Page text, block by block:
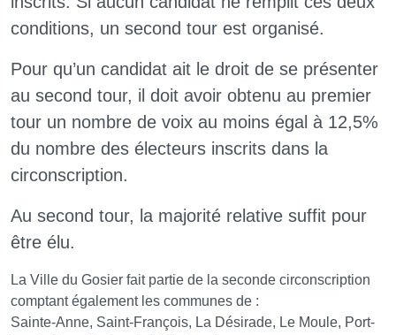
conditions, un second tour est organisé.
Pour qu’un candidat ait le droit de se présenter
au second tour, il doit avoir obtenu au premier
tour un nombre de voix au moins égal à 12,5%
du nombre des électeurs inscrits dans la
circonscription.
Au second tour, la majorité relative suffit pour
être élu.
La Ville du Gosier fait partie de la seconde circonscription
comptant également les communes de :
Sainte-Anne, Saint-François, La Désirade, Le Moule, Port-